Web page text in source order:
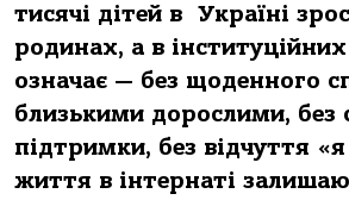
тисячі дітей в
Україні
родинах, а в
означає — без щоденного
близькими дорослими, без
підтримки, без відчуття
життя в інтернаті